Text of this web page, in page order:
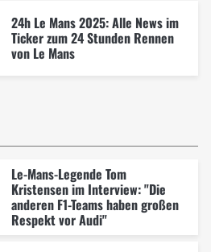
24h Le Mans 2025: Alle News im
Ticker zum 24 Stunden Rennen
von Le Mans
Le-Mans-Legende Tom
Kristensen im Interview: "Die
anderen F1-Teams haben großen
Respekt vor Audi"